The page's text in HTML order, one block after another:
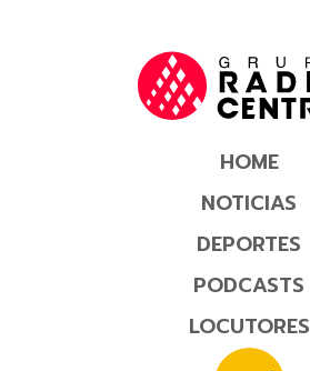
HOME
NOTICIAS
DEPORTES
PODCASTS
LOCUTORES